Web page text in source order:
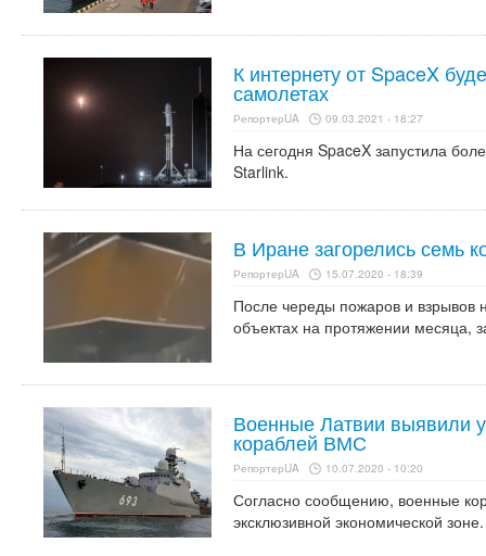
К интернету от SpaceX
самолетах
РепортерUA 09.03.2021 - 18:27
На сегодня SpaceX запустила
Starlink.
В Иране загорелись семь
РепортерUA 15.07.2020 - 18:39
После череды пожаров и
объектах на протяжении месяца,
Военные Латвии выявили
кораблей ВМС
РепортерUA 10.07.2020 - 10:20
Согласно сообщению, военные
эксклюзивной экономической зоне.